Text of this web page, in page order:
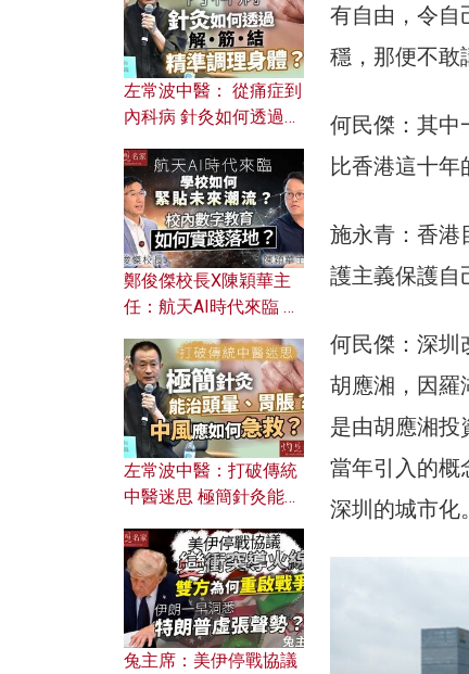
有自由，令自
穩，那便不敢
何民傑：其中
比香港這十年
施永青：香港
護主義保護自
何民傑：深圳
胡應湘，因羅
是由胡應湘投
當年引入的概
深圳的城市化。
左常波中醫： 從痛症到
內科病 針灸如何透過解
鄭俊傑校長X陳穎華主
任：航天AI時代來臨 學
校內數字教育如何實踐
落地？
左常波中醫：打破傳統
中醫迷思 極簡針灸能治
何急救？
兔主席：美伊停戰協議